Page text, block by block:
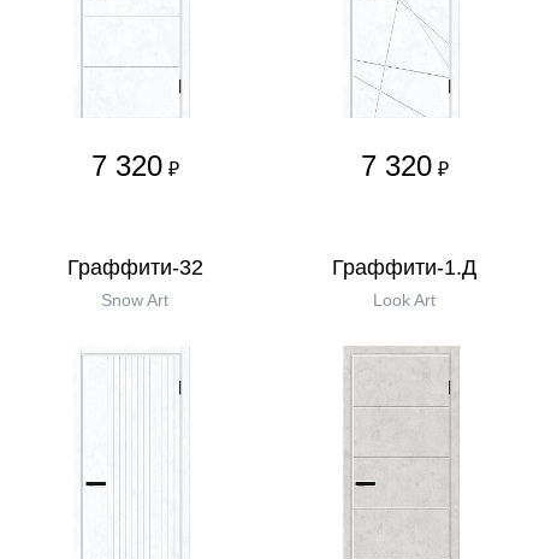
7 320 ₽ 7 320 ₽
Граффити-32
Snow Art
Граффити-1.Д
Look Art